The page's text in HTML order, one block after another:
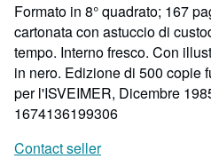
Formato in 8° quadrato; 167
cartonata con astuccio di
tempo. Interno fresco. Con
in nero. Edizione di 500 copie
per l'ISVEIMER, Dicembre
1674136199306
Contact seller